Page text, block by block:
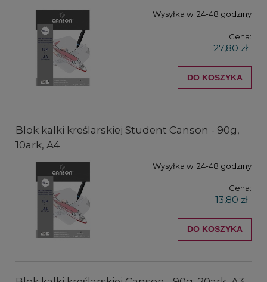
Wysyłka w: 24-48 godziny
Cena:
27,80 zł
DO KOSZYKA
Blok kalki kreślarskiej Student Canson - 90g,
10ark, A4
Wysyłka w: 24-48 godziny
Cena:
13,80 zł
DO KOSZYKA